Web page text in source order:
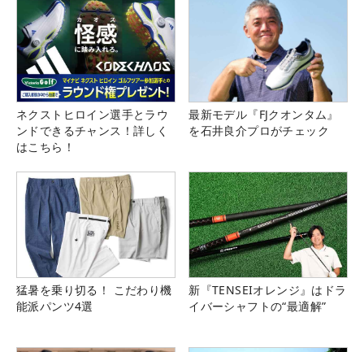
ネクストヒロイン選手とラウ
ンドできるチャンス！詳しく
はこちら！
最新モデル『FJクオンタム』
を石井良介プロがチェック
猛暑を乗り切る！ こだわり機
能派パンツ4選
新『TENSEIオレンジ』はドラ
イバーシャフトの“最適解”